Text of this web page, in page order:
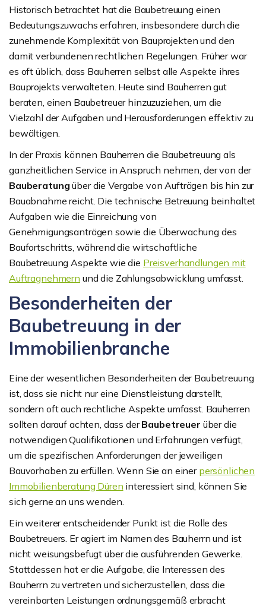
Historisch betrachtet hat die Baubetreuung einen
Bedeutungszuwachs erfahren, insbesondere durch die
zunehmende Komplexität von Bauprojekten und den
damit verbundenen rechtlichen Regelungen. Früher war
es oft üblich, dass Bauherren selbst alle Aspekte ihres
Bauprojekts verwalteten. Heute sind Bauherren gut
beraten, einen Baubetreuer hinzuzuziehen, um die
Vielzahl der Aufgaben und Herausforderungen effektiv zu
bewältigen.
In der Praxis können Bauherren die Baubetreuung als
ganzheitlichen Service in Anspruch nehmen, der von der
Bauberatung über die Vergabe von Aufträgen bis hin zur
Bauabnahme reicht. Die technische Betreuung beinhaltet
Aufgaben wie die Einreichung von
Genehmigungsanträgen sowie die Überwachung des
Baufortschritts, während die wirtschaftliche
Baubetreuung Aspekte wie die Preisverhandlungen mit
Auftragnehmern und die Zahlungsabwicklung umfasst.
Besonderheiten der
Baubetreuung in der
Immobilienbranche
Eine der wesentlichen Besonderheiten der Baubetreuung
ist, dass sie nicht nur eine Dienstleistung darstellt,
sondern oft auch rechtliche Aspekte umfasst. Bauherren
sollten darauf achten, dass derBaubetreuer über die
notwendigen Qualifikationen und Erfahrungen verfügt,
um die spezifischen Anforderungen der jeweiligen
Bauvorhaben zu erfüllen. Wenn Sie an einer persönlichen
Immobilienberatung Düren interessiert sind, können Sie
sich gerne an uns wenden.
Ein weiterer entscheidender Punkt ist die Rolle des
Baubetreuers. Er agiert im Namen des Bauherrn und ist
nicht weisungsbefugt über die ausführenden Gewerke.
Stattdessen hat er die Aufgabe, die Interessen des
Bauherrn zu vertreten und sicherzustellen, dass die
vereinbarten Leistungen ordnungsgemäß erbracht